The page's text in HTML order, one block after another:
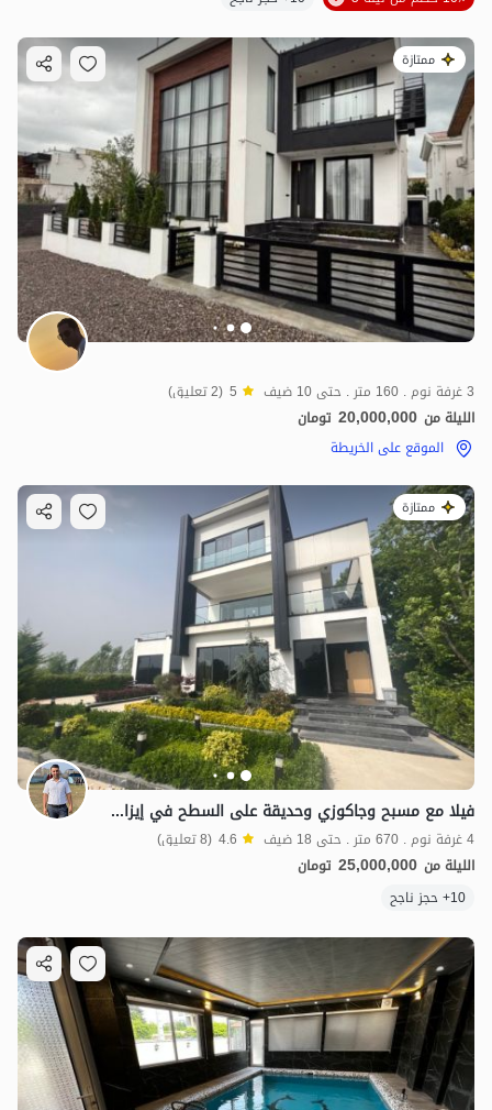
ممتازة
3 غرفة نوم . 160 متر . حتى 10 ضيف 5 (2 تعليق)
الليلة من 20,000,000 تومان
الموقع على الخريطة
ممتازة
فيلا مع مسبح وجاكوزي وحديقة على السطح في إيزادشهر
4 غرفة نوم . 670 متر . حتى 18 ضيف 4.6 (8 تعليق)
الليلة من 25,000,000 تومان
10+ حجز ناجح